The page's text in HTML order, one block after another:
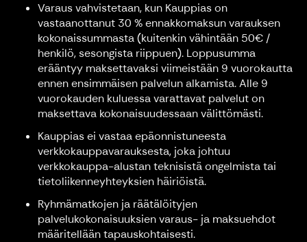
Varaus vahvistetaan, kun Kauppias on
vastaanottanut 30 % ennakkomaksun varauksen
kokonaissummasta (kuitenkin vähintään 50€ /
henkilö, sesongista riippuen). Loppusumma
erääntyy maksettavaksi viimeistään 9 vuorokautta
ennen ensimmäisen palvelun alkamista. Alle 9
vuorokauden kuluessa varattavat palvelut on
maksettava kokonaisuudessaan välittömästi.
Kauppias ei vastaa epäonnistuneesta
verkkokauppavarauksesta, joka johtuu
verkkokauppa-alustan teknisistä ongelmista tai
tietoliikenneyhteyksien häiriöistä.
Ryhmämatkojen ja räätälöityjen
palvelukokonaisuuksien varaus- ja maksuehdot
määritellään tapauskohtaisesti.